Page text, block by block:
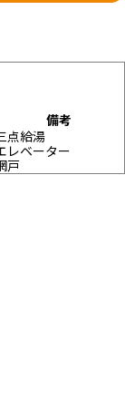
備考
点給湯
レベーター
戸